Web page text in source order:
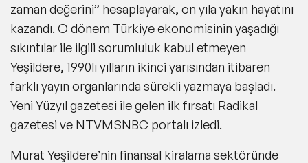
zaman değerini” hesaplayarak, on yıla yakın hayatını
kazandı. O dönem Türkiye ekonomisinin yaşadığı
sıkıntılar ile ilgili sorumluluk kabul etmeyen
Yeşildere, 1990lı yılların ikinci yarısından itibaren
farklı yayın organlarında sürekli yazmaya başladı.
Yeni Yüzyıl gazetesi ile gelen ilk fırsatı Radikal
gazetesi ve NTVMSNBC portalı izledi.
Murat Yeşildere’nin finansal kiralama sektöründe